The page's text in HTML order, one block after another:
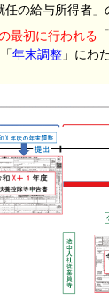
任の給与所得者」
初に行われる
「年末調整 」にわ